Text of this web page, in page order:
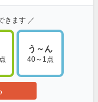
きます ／
う～ん
40～1点